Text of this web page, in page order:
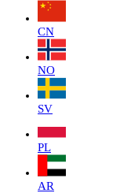
CN
NO
SV
PL
AR